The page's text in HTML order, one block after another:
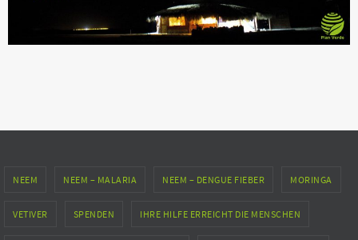
NEEM NEEM – MALARIA NEEM – DENGUE FIEBER MORINGA
VETIVER SPENDEN IHRE HILFE ERREICHT DIE MENSCHEN